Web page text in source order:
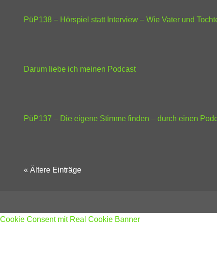
PüP138 – Hörspiel statt Interview – Wie Vater und
Darum liebe ich meinen Podcast
PüP137 – Die eigene Stimme finden – durch einen
« Ältere Einträge
Cookie Consent mit Real Cookie Banner